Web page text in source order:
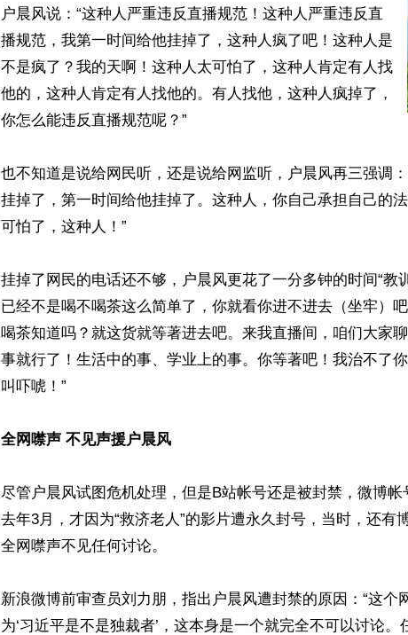
户晨风说：“这种人严重违反直播规范！这种人严重违反直
播规范，我第一时间给他挂掉了，这种人疯了吧！这种人是
不是疯了？我的天啊！这种人太可怕了，这种人肯定有人找
他的，这种人肯定有人找他的。有人找他，这种人疯掉了，
你怎么能违反直播规范呢？”
也不知道是说给网民听，还是说给网监听，户晨风再三强调
挂掉了，第一时间给他挂掉了。这种人，你自己承担自己的
可怕了，这种人！”
挂掉了网民的电话还不够，户晨风更花了一分多钟的时间“教
已经不是喝不喝茶这么简单了，你就看你进不进去（坐牢）
喝茶知道吗？就这货就等著进去吧。来我直播间，咱们大家
事就行了！生活中的事、学业上的事。你等著吧！我治不了
叫吓唬！”
全网噤声 不见声援户晨风
尽管户晨风试图危机处理，但是B站帐号还是被封禁，微博
去年3月，才因为“救济老人”的影片遭永久封号，当时，还有
全网噤声不见任何讨论。
新浪微博前审查员刘力朋，指出户晨风遭封禁的原因：“这个
为‘习近平是不是独裁者’，这本身是一个就完全不可以讨论